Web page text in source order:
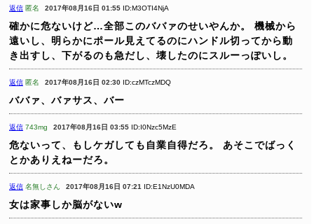
返信 匿名 2017年08月16日 01:55 ID:M3OTI4NjA
確かに危ないけど…全部このババァのせいやんか。
機械から
遠いし、明らかにポール見えてるのにハンドル切ってから動
き出すし、下がるのも急だし、壊したのにスルーっぽいし。
返信 匿名 2017年08月16日 02:30 ID:czMTczMDQ
ババァ、バァサス、バー
返信 743mg 2017年08月16日 03:55 ID:I0Nzc5MzE
危ないって、もしケガしても自業自得だろ。
あそこでばっく
とかありえねーだろ。
返信 名無しさん 2017年08月16日 07:21 ID:E1NzU0MDA
女は家事しか脳がないw